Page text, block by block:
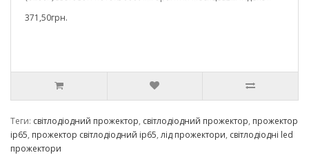
371,50грн.
Теги: світлодіодний прожектор, світлодіодний прожектор, прожектор
ip65, прожектор світлодіодний ip65, лід прожектори, світлодіодні led
прожектори